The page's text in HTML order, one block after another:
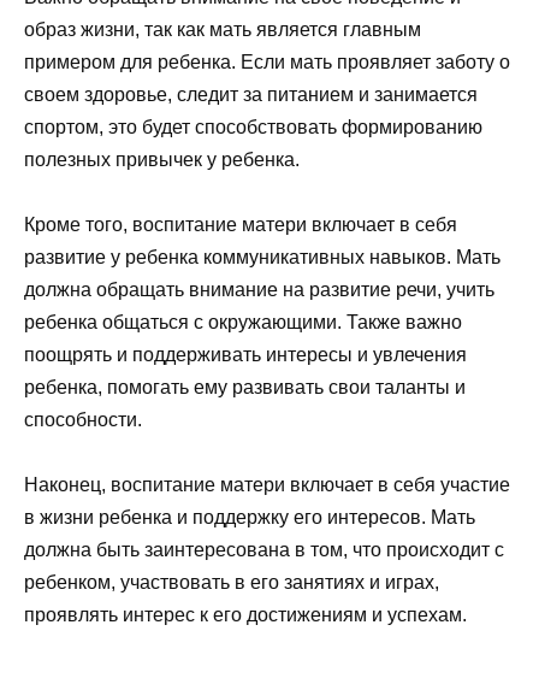
образ жизни, так как мать является главным
примером для ребенка. Если мать проявляет заботу о
своем здоровье, следит за питанием и занимается
спортом, это будет способствовать формированию
полезных привычек у ребенка.
Кроме того, воспитание матери включает в себя
развитие у ребенка коммуникативных навыков. Мать
должна обращать внимание на развитие речи, учить
ребенка общаться с окружающими. Также важно
поощрять и поддерживать интересы и увлечения
ребенка, помогать ему развивать свои таланты и
способности.
Наконец, воспитание матери включает в себя участие
в жизни ребенка и поддержку его интересов. Мать
должна быть заинтересована в том, что происходит с
ребенком, участвовать в его занятиях и играх,
проявлять интерес к его достижениям и успехам.